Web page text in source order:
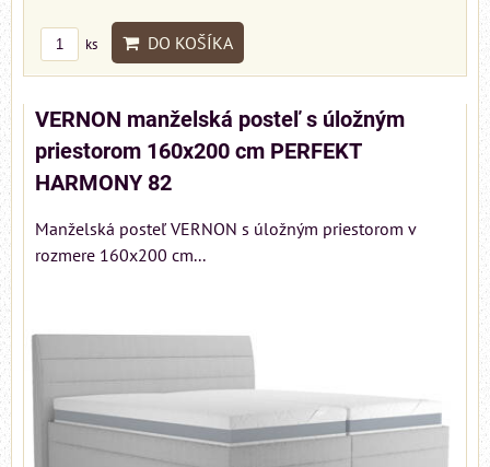
ks DO KOŠÍKA
VERNON manželská posteľ s úložným
priestorom 160x200 cm PERFEKT
HARMONY 82
Manželská posteľ VERNON s úložným priestorom v
rozmere 160x200 cm...